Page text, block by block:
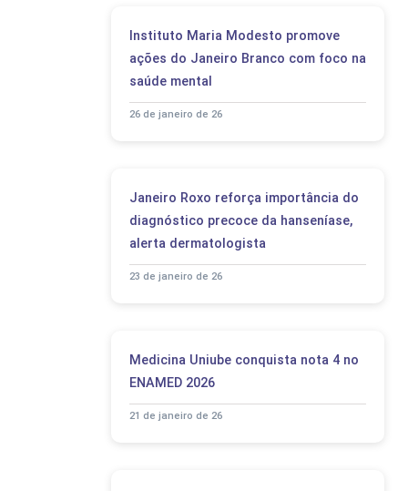
Instituto Maria Modesto promove
ações do Janeiro Branco com foco na
saúde mental
26 de janeiro de 26
Janeiro Roxo reforça importância do
diagnóstico precoce da hanseníase,
alerta dermatologista
23 de janeiro de 26
Medicina Uniube conquista nota 4 no
ENAMED 2026
21 de janeiro de 26